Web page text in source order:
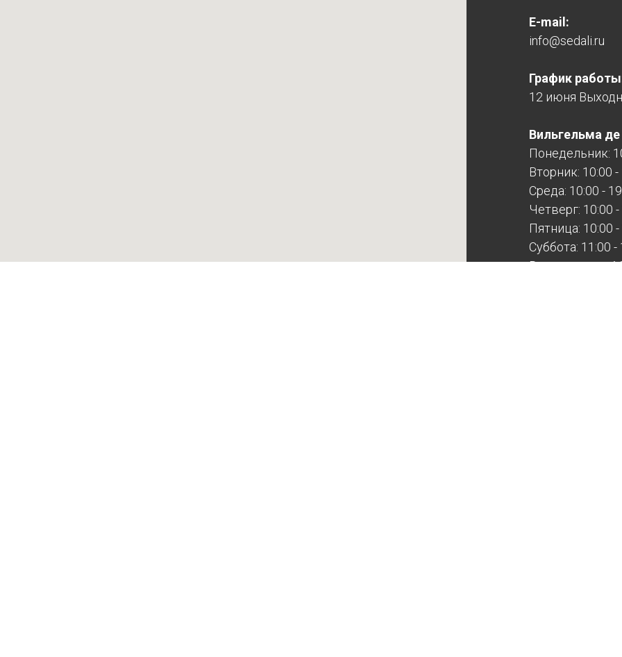
E-mail:
info@sedali.ru
График
12 июня
Вильгельма де
Понедельник:
Вторник: 10:00 -
Среда: 10:00 -
Четверг: 10:00 -
Пятница: 10:00 -
Суббота: 11:00 -
Воскресенье: